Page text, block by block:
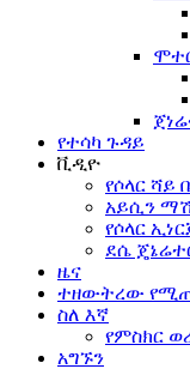
የተሳካ ጉዳይ
ቪዲዮ
የሶላር ሻይ
አይሲን
የሶላር
ደሴ
ዜና
ተዘውትረው
ስለ እኛ
የምስክር
አግኙን